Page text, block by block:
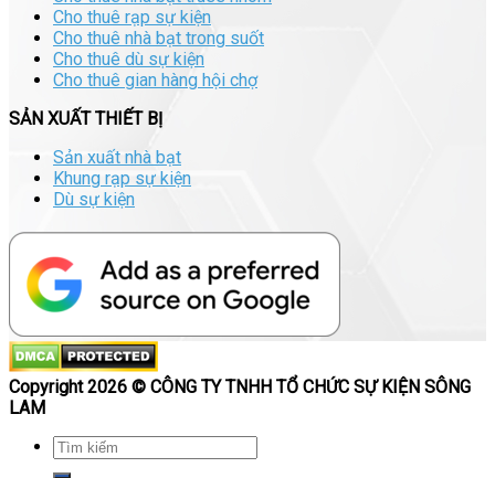
Cho thuê rạp sự kiện
Cho thuê nhà bạt trong suốt
Cho thuê dù sự kiện
Cho thuê gian hàng hội chợ
SẢN XUẤT THIẾT BỊ
Sản xuất nhà bạt
Khung rạp sự kiện
Dù sự kiện
Copyright 2026 © CÔNG TY TNHH TỔ CHỨC SỰ KIỆN SÔNG
LAM